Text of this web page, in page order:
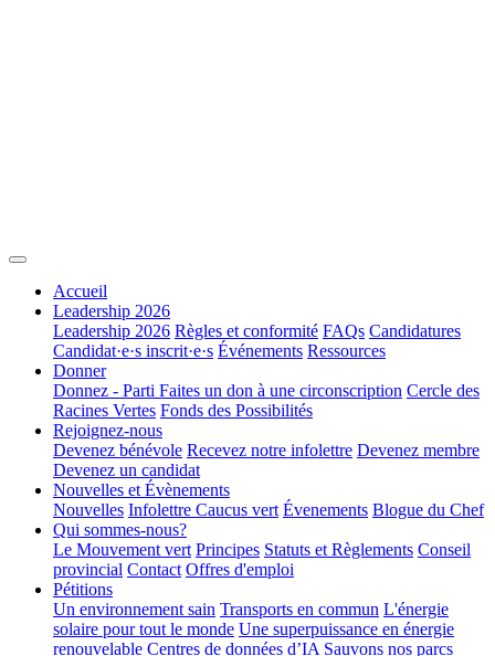
Accueil
Leadership 2026
Leadership 2026 Règles et conformité FAQs Candidatures
Candidat·e·s inscrit·e·s Événements Ressources
Donner
Donnez - Parti Faites un don à une circonscription Cercle des
Racines Vertes Fonds des Possibilités
Rejoignez-nous
Devenez bénévole Recevez notre infolettre Devenez membre
Devenez un candidat
Nouvelles et Évènements
Nouvelles Infolettre Caucus vert Évenements Blogue du Chef
Qui sommes-nous?
Le Mouvement vert Principes Statuts et Règlements Conseil
provincial Contact Offres d'emploi
Pétitions
Un environnement sain Transports en commun L'énergie
solaire pour tout le monde Une superpuissance en énergie
renouvelable Centres de données d’IA Sauvons nos parcs